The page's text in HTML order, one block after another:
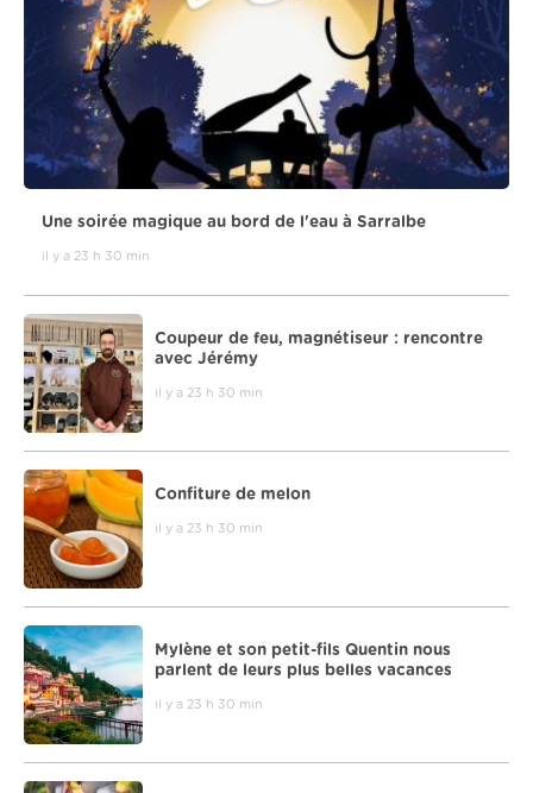
Une soirée magique au bord de l'eau à Sarralbe
il y a 23 h 30 min
Coupeur de feu, magnétiseur : rencontre
avec Jérémy
il y a 23 h 30 min
Confiture de melon
il y a 23 h 30 min
Mylène et son petit-fils Quentin nous
parlent de leurs plus belles vacances
il y a 23 h 30 min